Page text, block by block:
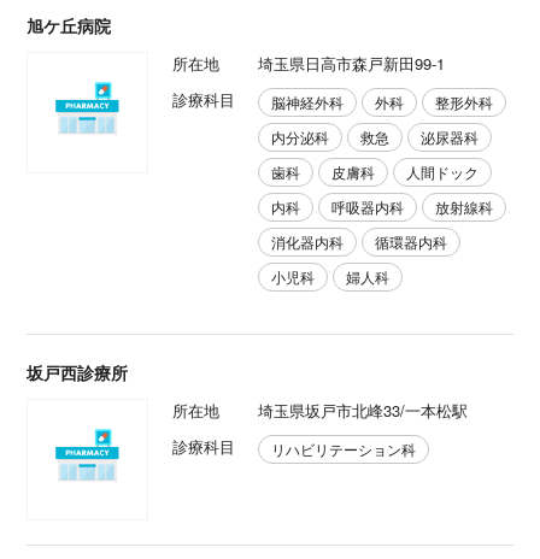
旭ケ丘病院
所在地
埼玉県日高市森戸新田99-1
診療科目
脳神経外科 外科
整形外科
内分泌科
救急
泌尿器科
歯科
皮膚科
人間ドック
内科
呼吸器内科
放射線科
消化器内科
循環器内科
小児科
婦人科
坂戸西診療所
所在地
埼玉県坂戸市北峰33/一本松駅
診療科目
リハビリテーション科